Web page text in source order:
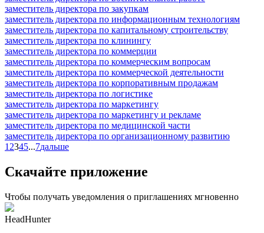
заместитель директора по закупкам
заместитель директора по информационным технологиям
заместитель директора по капитальному строительству
заместитель директора по клинингу
заместитель директора по коммерции
заместитель директора по коммерческим вопросам
заместитель директора по коммерческой деятельности
заместитель директора по корпоративным продажам
заместитель директора по логистике
заместитель директора по маркетингу
заместитель директора по маркетингу и рекламе
заместитель директора по медицинской части
заместитель директора по организационному развитию
1 2345...7дальше
Скачайте приложение
Чтобы получать уведомления о приглашениях мгновенно
HeadHunter